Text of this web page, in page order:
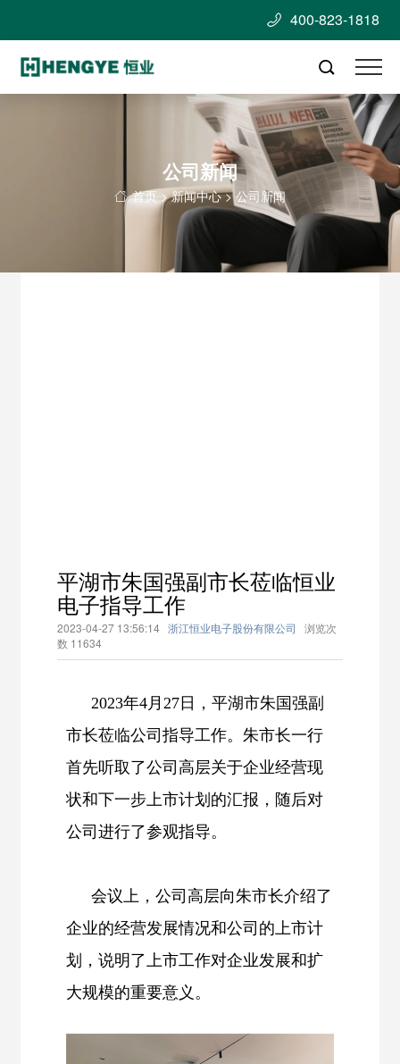
 400-823-1818

公司新闻
 首页 >新闻中心>公司新闻
平湖市朱国强副市长莅临恒业
电子指导工作
2023-04-27 13:56:14 浙江恒业电子股份有限公司
浏览次
数 11634
2023年4月27日，平湖市朱国强副
市长莅临公司指导工作。朱市长一行
首先听取了公司高层关于企业经营现
状和下一步上市计划的汇报，随后对
公司进行了参观指导。
会议上，公司高层向朱市长介绍了
企业的经营发展情况和公司的上市计
划，说明了上市工作对企业发展和扩
大规模的重要意义。